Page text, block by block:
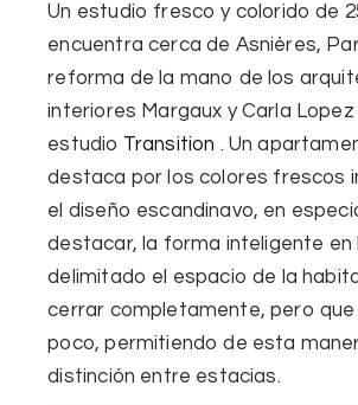
Un estudio fresco y colorido de
encuentra cerca de Asnières,
reforma de la mano de los
interiores Margaux y Carla Lopez
estudio Transition . Un
destaca por loscolores frescos
el diseño escandinavo, en
destacar, la forma inteligente en
delimitado el espacio de la
cerrar completamente, pero que
poco, permitiendo de esta
distinción entre estacias.